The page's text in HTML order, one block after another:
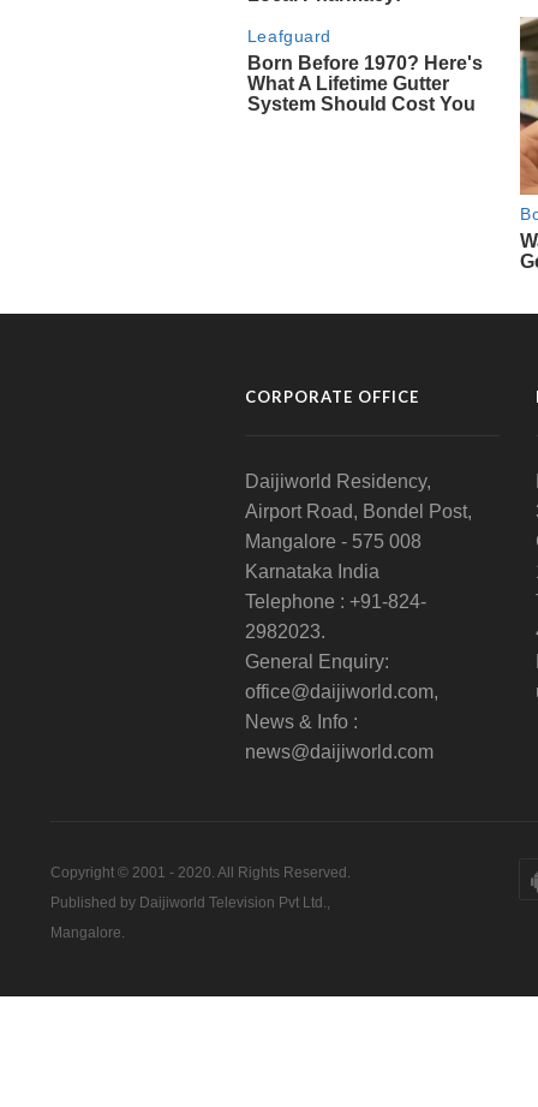
CORPORATE OFFICE
Daijiworld Residency,
Airport Road, Bondel Post,
Mangalore - 575 008
Karnataka India
Telephone : +91-824-
2982023.
General Enquiry:
office@daijiworld.com,
News & Info :
news@daijiworld.com
Copyright © 2001 - 2020. All Rights Reserved.
Published by Daijiworld Television Pvt Ltd.,
Mangalore.